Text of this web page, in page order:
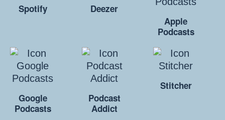
Spotify
Deezer
Apple
Podcasts
Google
Podcasts
Podcast
Addict
Stitcher